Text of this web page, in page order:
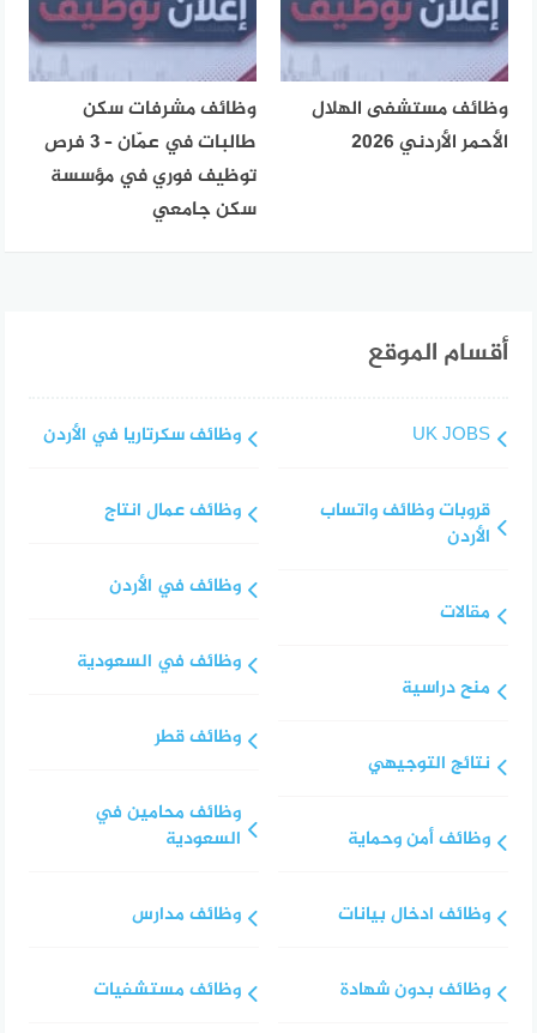
وظائف مستشفى الهلال
الأحمر الأردني 2026
وظائف مشرفات سكن
طالبات في عمّان – 3 فرص
توظيف فوري في مؤسسة
سكن جامعي
أقسام الموقع
UK JOBS
قروبات وظائف واتساب
الأردن
مقالات
منح دراسية
نتائج التوجيهي
وظائف أمن وحماية
وظائف ادخال بيانات
وظائف بدون شهادة
وظائف سكرتاريا في الأردن
وظائف عمال انتاج
وظائف في الأردن
وظائف في السعودية
وظائف قطر
وظائف محامين في
السعودية
وظائف مدارس
وظائف مستشفيات